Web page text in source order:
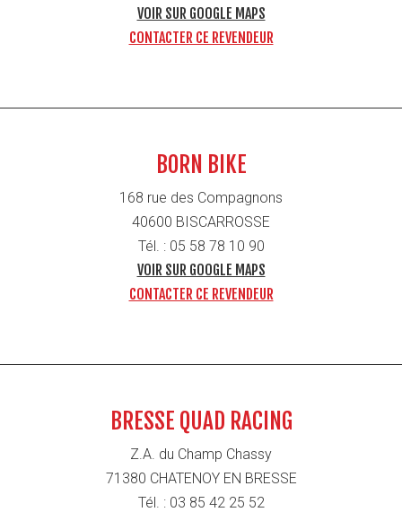
VOIR SUR GOOGLE MAPS
CONTACTER CE REVENDEUR
BORN BIKE
168 rue des Compagnons
40600 BISCARROSSE
Tél. : 05 58 78 10 90
VOIR SUR GOOGLE MAPS
CONTACTER CE REVENDEUR
BRESSE QUAD RACING
Z.A. du Champ Chassy
71380 CHATENOY EN BRESSE
Tél. : 03 85 42 25 52